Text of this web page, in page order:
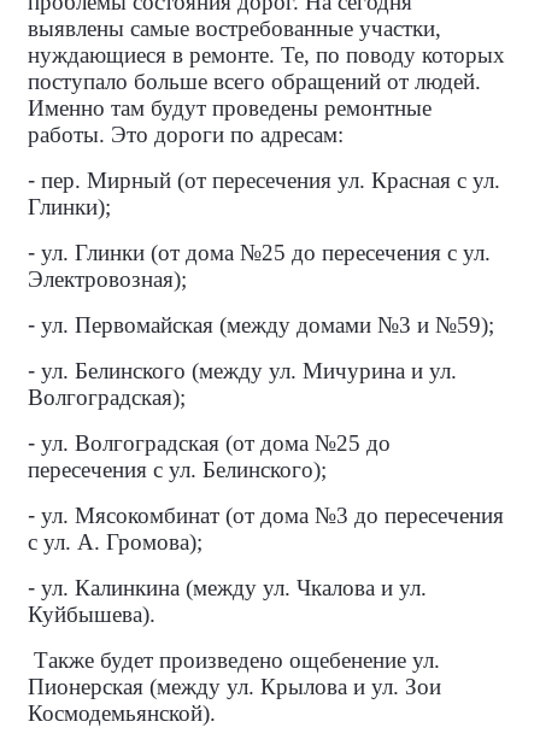
выявлены самые востребованные участки,
нуждающиеся в ремонте. Те, по поводу которых
поступало больше всего обращений от людей.
Именно там будут проведены ремонтные
работы. Это дороги по адресам:
- пер. Мирный (от пересечения ул. Красная с ул.
Глинки);
- ул. Глинки (от дома №25 до пересечения с ул.
Электровозная);
- ул. Первомайская (между домами №3 и №59);
- ул. Белинского (между ул. Мичурина и ул.
Волгоградская);
- ул. Волгоградская (от дома №25 до
пересечения с ул. Белинского);
- ул. Мясокомбинат (от дома №3 до пересечения
с ул. А. Громова);
- ул. Калинкина (между ул. Чкалова и ул.
Куйбышева).
Также будет произведено ощебенение ул.
Пионерская (между ул. Крылова и ул. Зои
Космодемьянской).